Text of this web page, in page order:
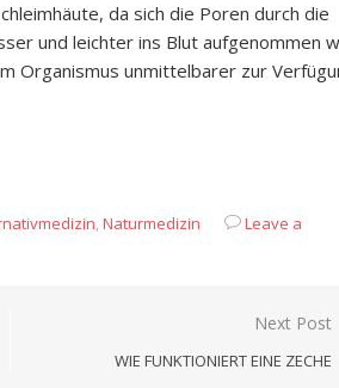
da sich die Poren durch die
und leichter ins Blut aufgenommen
Organismus unmittelbarer zur
,Naturmedizin
Leave a
Next Post
WIE FUNKTIONIERT EINE ZECHE